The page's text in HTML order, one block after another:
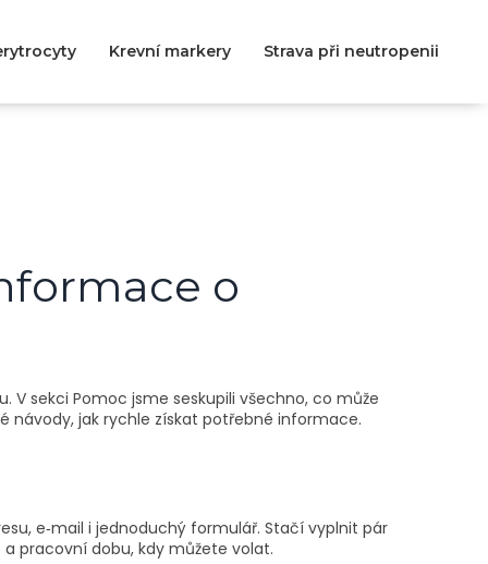
Krevní markery Strava při neutropenii
o
V sekci Pomoc jsme seskupili všechno, co může
návody, jak rychle získat potřebné informace.
e‑mail i jednoduchý formulář. Stačí vyplnit pár
pracovní dobu, kdy můžete volat.